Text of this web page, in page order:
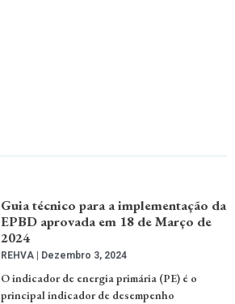
Guia técnico para a implementação da
EPBD aprovada em 18 de Março de
2024
REHVA Dezembro 3, 2024
O indicador de energia primária (PE) é o
principal indicador de desempenho